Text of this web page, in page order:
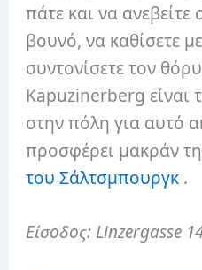
πάτε και να ανεβείτε
βουνό, να καθίσετε
συντονίσετε τον
Kapuzinerberg είναι
στην πόλη για αυτό
προσφέρει μακράν
του Σάλτσμπουργκ .
Είσοδος: Linzergasse